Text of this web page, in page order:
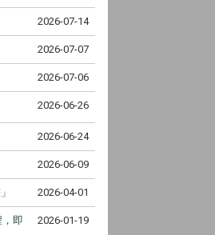
2026-07-14
2026-07-07
2026-07-06
2026-06-26
2026-06-24
2026-06-09
2026-04-01
即
2026-01-19